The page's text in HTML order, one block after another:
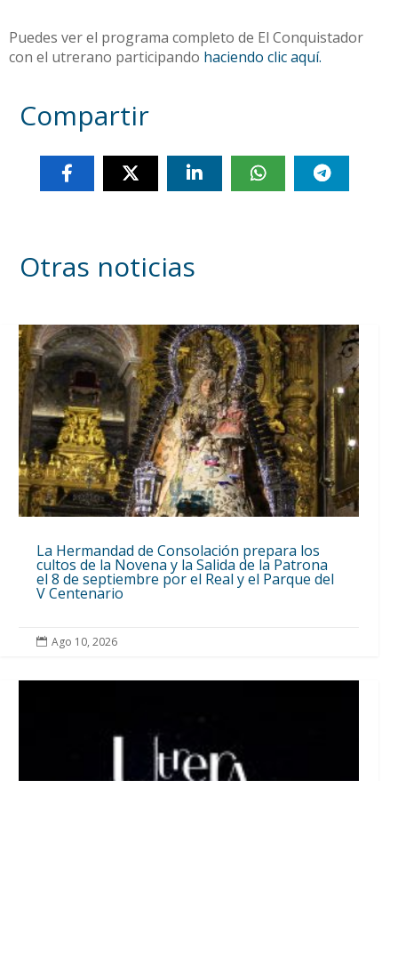
Puedes ver el programa completo de El Conquistador
con el utrerano participando haciendo clic aquí.
Compartir
Otras noticias
La Hermandad de Consolación prepara los
cultos de la Novena y la Salida de la Patrona
el 8 de septiembre por el Real y el Parque del
V Centenario
 Ago 10, 2026